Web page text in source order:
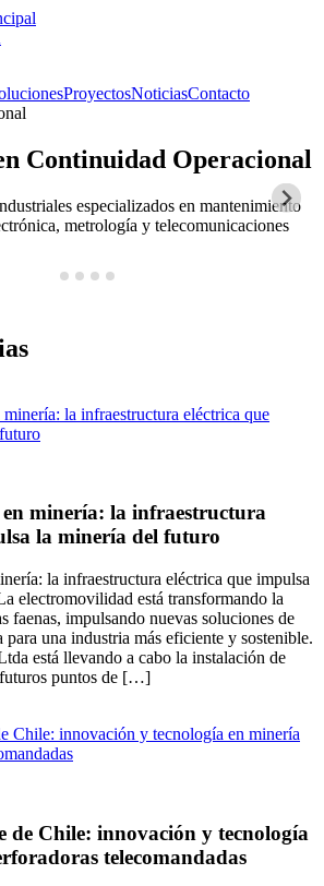
ProyectosNoticiasContacto
Continuidad Operacional
especializados en mantenimiento
metrología y telecomunicaciones
minería: la infraestructura
la minería del futuro
la infraestructura eléctrica que impulsa
electromovilidad está transformando la
faenas, impulsando nuevas soluciones de
para una industria más eficiente y sostenible.
está llevando a cabo la instalación de
futuros puntos de […]
de Chile: innovación y tecnología
telecomandadas